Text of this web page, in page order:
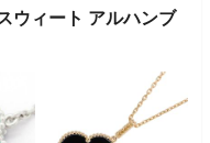
ウィート アルハンブ